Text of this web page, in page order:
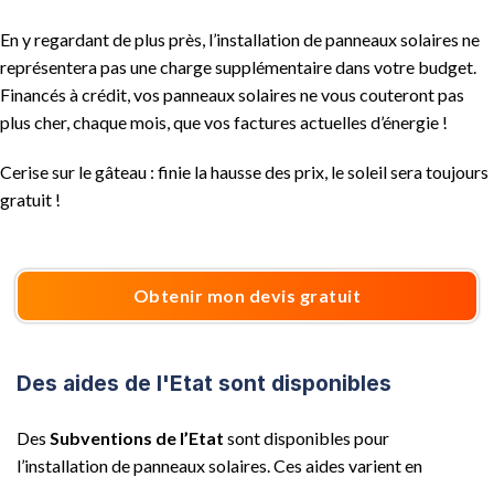
En y regardant de plus près, l’installation de panneaux solaires ne
représentera pas une charge supplémentaire dans votre budget.
Financés à crédit, vos panneaux solaires ne vous couteront pas
plus cher, chaque mois, que vos factures actuelles d’énergie !
Cerise sur le gâteau : finie la hausse des prix, le soleil sera toujours
gratuit !
Obtenir mon devis gratuit
Des aides de l'Etat sont disponibles
Des Subventions de l’Etat sont disponibles pour
l’installation de panneaux solaires. Ces aides varient en